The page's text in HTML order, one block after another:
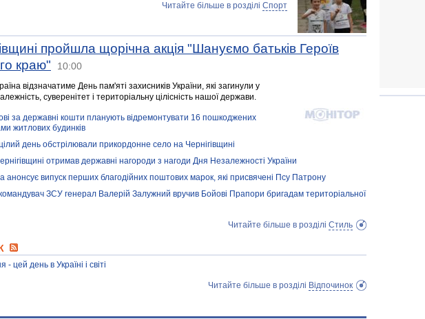
Читайте більше в розділі Спорт
пройшла щорічна акція "Шануємо батьків Героїв
краю"
10:00
відзначатиме День пам'яті захисників України, які загинули у
суверенітет і територіальну цілісність нашої держави.
за державні кошти планують відремонтувати 16 пошкоджених
житлових будинків
день обстрілювали прикордонне село на Чернігівщині
отримав державні нагороди з нагоди Дня Незалежності України
анонсує випуск перших благодійних поштових марок, які присвячені Псу Патрону
ЗСУ генерал Валерій Залужний вручив Бойові Прапори бригадам територіальної
Читайте більше в розділі Стиль
- цей день в Україні і світі
Читайте більше в розділі Відпочинок